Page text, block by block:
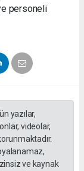
personeli
yazılar,
videolar,
ve kaynak